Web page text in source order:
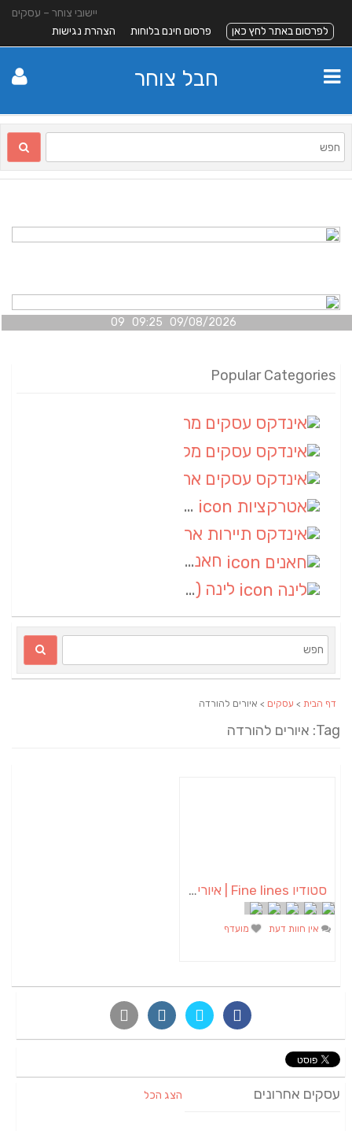
יישובי צוחר – עסקים
לפרסום באתר לחץ כאן
פרסום חינם בלוחות הצהרת נגישות
חבל צוחר
09/08/2026 09:25 09
Popular Categories
אטרקציות
חאנים
לינה (1)
דף הבית > עסקים > איורים להורדה
Tag: איורים להורדה
סטודיו Fine lines | איורים | שלטים | תמונות | הדפסים | מתנות בהזמנה אישית
אין חוות דעת מועדף
עסקים אחרונים הצג הכל